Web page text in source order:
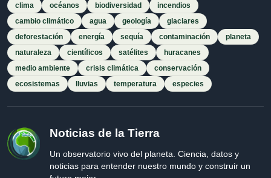
clima océanos biodiversidad
incendios
cambio climático
agua geología
glaciares
deforestación
energía sequía contaminación
planeta
naturaleza
científicos satélites
huracanes
medio ambiente
crisis climática
conservación
ecosistemas
lluvias temperatura especies
Noticias de la Tierra
Un observatorio vivo del planeta. Ciencia, datos y
noticias para entender nuestro mundo y construir un